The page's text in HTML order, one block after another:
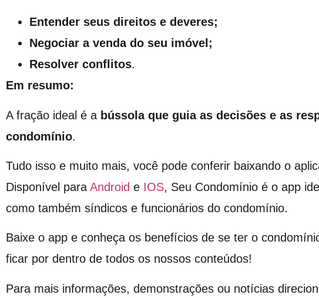
Entender seus direitos e deveres;
Negociar a venda do seu imóvel;
Resolver conflitos.
Em resumo:
A fração ideal é a bússola que guia as decisões e as
condomínio.
Tudo isso e muito mais, você pode conferir baixando o
Disponível para Android e IOS, Seu Condomínio é o app
como também síndicos e funcionários do condomínio.
Baixe o app e conheça os benefícios de se ter o
ficar por dentro de todos os nossos conteúdos!
Para mais informações, demonstrações ou notícias